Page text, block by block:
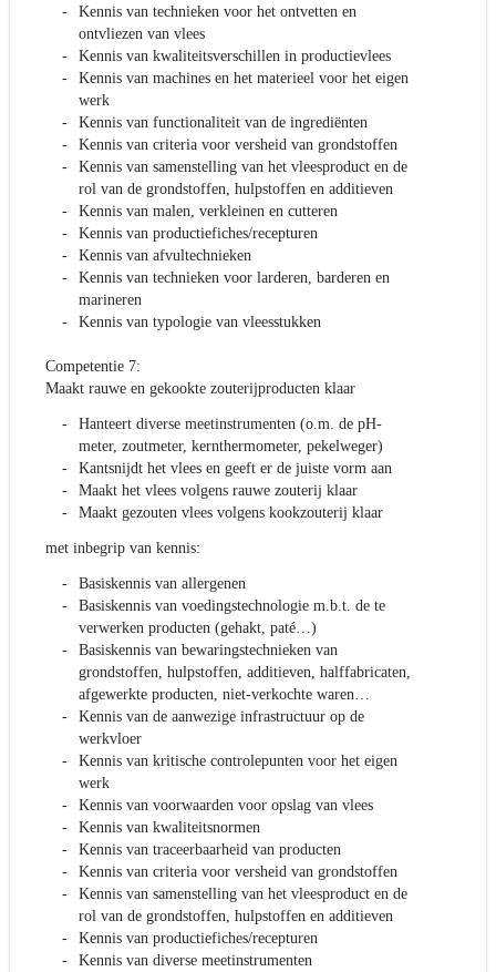
Kennis van technieken voor het ontvetten en
ontvliezen van vlees
Kennis van kwaliteitsverschillen in productievlees
Kennis van machines en het materieel voor het eigen
werk
Kennis van functionaliteit van de ingrediënten
Kennis van criteria voor versheid van grondstoffen
Kennis van samenstelling van het vleesproduct en de
rol van de grondstoffen, hulpstoffen en additieven
Kennis van malen, verkleinen en cutteren
Kennis van productiefiches/recepturen
Kennis van afvultechnieken
Kennis van technieken voor larderen, barderen en
marineren
Kennis van typologie van vleesstukken
Competentie 7:
Maakt rauwe en gekookte zouterijproducten klaar
Hanteert diverse meetinstrumenten (o.m. de pH-
meter, zoutmeter, kernthermometer, pekelweger)
Kantsnijdt het vlees en geeft er de juiste vorm aan
Maakt het vlees volgens rauwe zouterij klaar
Maakt gezouten vlees volgens kookzouterij klaar
met inbegrip van kennis:
Basiskennis van allergenen
Basiskennis van voedingstechnologie m.b.t. de te
verwerken producten (gehakt, paté…)
Basiskennis van bewaringstechnieken van
grondstoffen, hulpstoffen, additieven, halffabricaten,
afgewerkte producten, niet-verkochte waren…
Kennis van de aanwezige infrastructuur op de
werkvloer
Kennis van kritische controlepunten voor het eigen
werk
Kennis van voorwaarden voor opslag van vlees
Kennis van kwaliteitsnormen
Kennis van traceerbaarheid van producten
Kennis van criteria voor versheid van grondstoffen
Kennis van samenstelling van het vleesproduct en de
rol van de grondstoffen, hulpstoffen en additieven
Kennis van productiefiches/recepturen
Kennis van diverse meetinstrumenten